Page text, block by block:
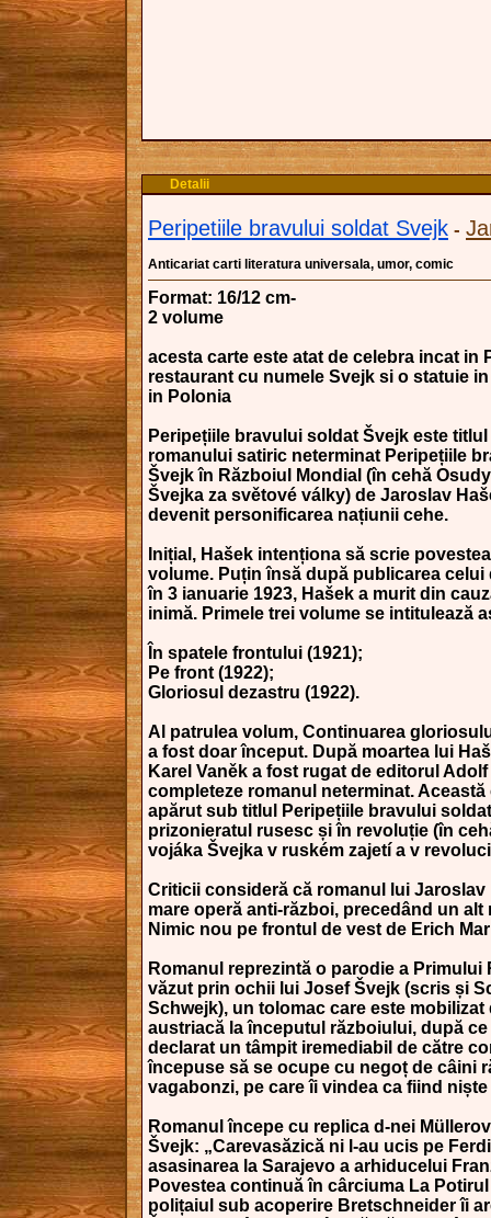
Detalii
Peripetiile bravului soldat Svejk -
Anticariat carti literatura universala, umor, comic
Format: 16/12 cm-
2 volume
acesta carte este atat de celebra incat in
restaurant cu numele Svejk si o statuie
in Polonia
Peripețiile bravului soldat Švejk este
romanului satiric neterminat Peripețiile
Švejk în Războiul Mondial (în cehă
Švejka za světové války) de Jaroslav
devenit personificarea națiunii cehe.
Inițial, Hašek intenționa să scrie
volume. Puțin însă după publicarea celui
în 3 ianuarie 1923, Hašek a murit din
inimă. Primele trei volume se intitulează
În spatele frontului (1921);
Pe front (1922);
Gloriosul dezastru (1922).
Al patrulea volum, Continuarea
a fost doar început. După moartea lui
Karel Vaněk a fost rugat de editorul
completeze romanul neterminat.
apărut sub titlul Peripețiile bravului
prizonieratul rusesc și în revoluție (în
vojáka Švejka v ruském zajetí a v
Criticii consideră că romanul lui Jaroslav
mare operă anti-război, precedând un alt
Nimic nou pe frontul de vest de Erich
Romanul reprezintă o parodie a Primului
văzut prin ochii lui Josef Švejk (scris și
Schwejk), un tolomac care este
austriacă la începutul războiului, după
declarat un tâmpit iremediabil de către
începuse să se ocupe cu negoț de câini
vagabonzi, pe care îi vindea ca fiind
Romanul începe cu replica d-nei
Švejk: „Carevasăzică ni l-au ucis pe
asasinarea la Sarajevo a arhiducelui
Povestea continuă în cârciuma La
polițaiul sub acoperire Bretschneider îi